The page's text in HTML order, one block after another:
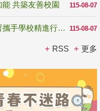
115-08-07
共築友善校園
115-08-07
強化學習歷程檔案推動效能 國教署攜手學校精進行政與教學支持
RSS 更多